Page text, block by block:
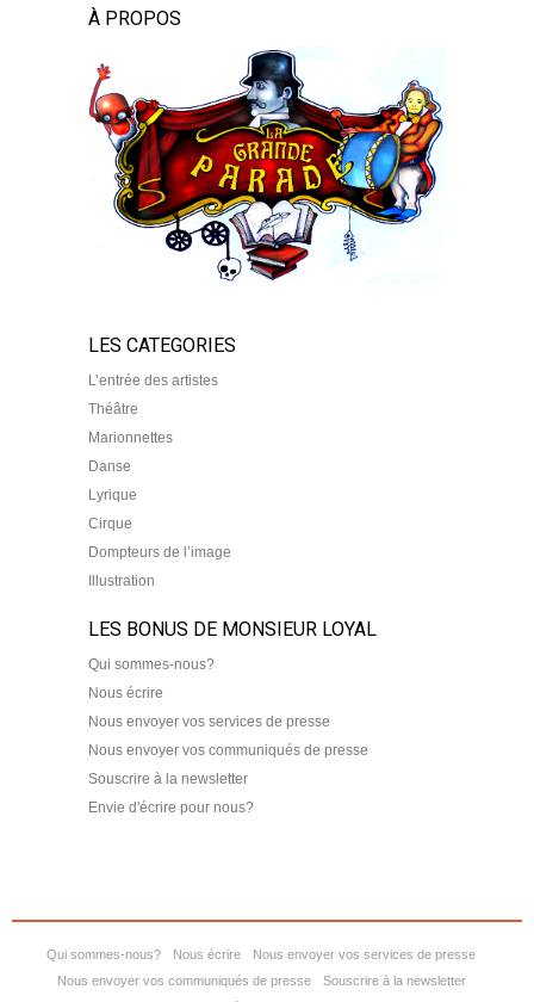
À PROPOS
LES CATEGORIES
L’entrée des artistes
Théâtre
Marionnettes
Danse
Lyrique
Cirque
Dompteurs de l’image
Illustration
LES BONUS DE MONSIEUR LOYAL
Qui sommes-nous?
Nous écrire
Nous envoyer vos services de presse
Nous envoyer vos communiqués de presse
Souscrire à la newsletter
Envie d'écrire pour nous?
Qui sommes-nous? Nous écrire
Nous envoyer vos services de presse
Nous envoyer vos communiqués de presse
Souscrire à la newsletter